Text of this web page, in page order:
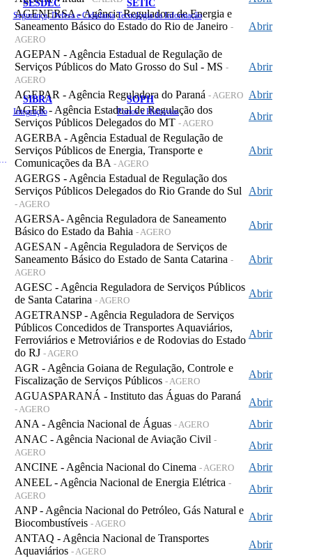
SESDEC
Segurança, Defesa e Cidadania
SETIC
Tecnologia da Informação
SIBRA
Integração
SOPH
Portos e Hidrovias
AGENERSA - Agência Reguladora de Energia e
Saneamento Básico do Estado do Rio de Janeiro -
AGERO
Abrir
AGEPAN - Agência Estadual de Regulação de
Serviços Públicos do Mato Grosso do Sul - MS -
AGERO
Abrir
AGEPAR - Agência Reguladora do Paraná - AGERO Abrir
AGER - Agência Estadual de Regulação dos
Serviços Públicos Delegados do MT - AGERO
Abrir
AGERBA - Agência Estadual de Regulação de
Serviços Públicos de Energia, Transporte e
Comunicações da BA - AGERO
Abrir
AGERGS - Agência Estadual de Regulação dos
Serviços Públicos Delegados do Rio Grande do Sul
- AGERO
Abrir
AGERSA- Agência Reguladora de Saneamento
Básico do Estado da Bahia - AGERO
Abrir
AGESAN - Agência Reguladora de Serviços de
Saneamento Básico do Estado de Santa Catarina -
AGERO
Abrir
AGESC - Agência Reguladora de Serviços Públicos
de Santa Catarina - AGERO
Abrir
AGETRANSP - Agência Reguladora de Serviços
Públicos Concedidos de Transportes Aquaviários,
Ferroviários e Metroviários e de Rodovias do Estado
do RJ - AGERO
Abrir
AGR - Agência Goiana de Regulação, Controle e
Fiscalização de Serviços Públicos - AGERO
Abrir
AGUASPARANÁ - Instituto das Águas do Paraná
- AGERO
Abrir
ANA - Agência Nacional de Águas - AGERO
Abrir
ANAC - Agência Nacional de Aviação Civil -
AGERO
Abrir
ANCINE - Agência Nacional do Cinema - AGERO
Abrir
ANEEL - Agência Nacional de Energia Elétrica -
AGERO
Abrir
ANP - Agência Nacional do Petróleo, Gás Natural e
Biocombustíveis - AGERO
Abrir
ANTAQ - Agência Nacional de Transportes
Aquaviários - AGERO
Abrir